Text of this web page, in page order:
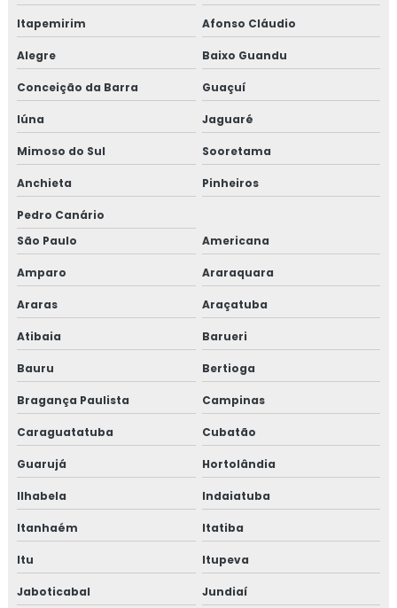
Itapemirim Afonso Cláudio
Alegre Baixo Guandu
Conceição da Barra Guaçuí
Iúna Jaguaré
Mimoso do Sul Sooretama
Anchieta Pinheiros
Pedro Canário
São Paulo
Americana
Amparo Araraquara
Araras Araçatuba
Atibaia Barueri
Bauru Bertioga
Bragança Paulista Campinas
Caraguatatuba Cubatão
Guarujá Hortolândia
Ilhabela Indaiatuba
Itanhaém Itatiba
Itu Itupeva
Jaboticabal Jundiaí